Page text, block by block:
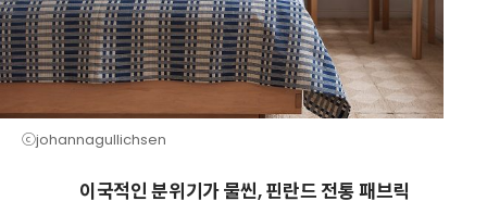
ⓒjohannagullichsen
이국적인 분위기가 물씬, 핀란드 전통 패브릭